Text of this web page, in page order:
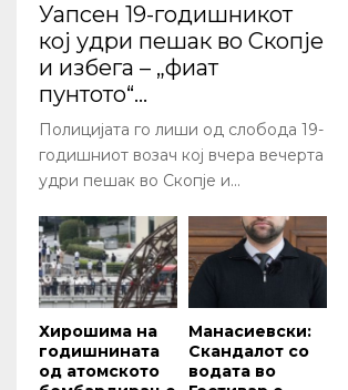
Уапсен 19-годишникот
кој удри пешак во Скопје
и избега – „фиат
пунтото“...
Полицијата го лиши од слобода 19-
годишниот возач кој вчера вечерта
удри пешак во Скопје и...
Хирошима на
годишнината
од атомското
Манасиевски:
Скандалот со
водата во